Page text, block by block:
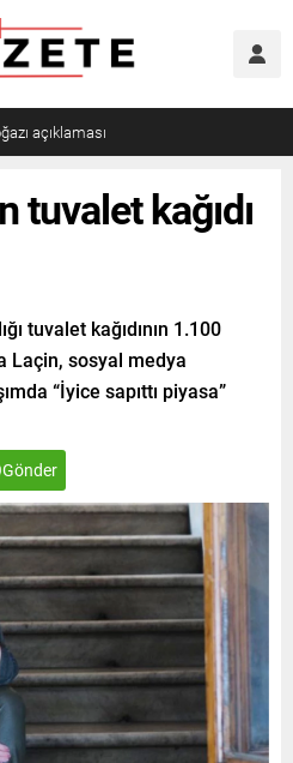
açıklaması
tuvalet kağıdı
tuvalet kağıdının 1.100
Laçin, sosyal medya
“İyice sapıttı piyasa”
Gönder